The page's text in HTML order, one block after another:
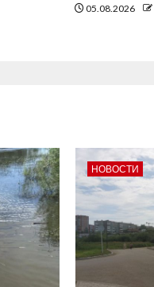
05.08.2026
НОВОСТИ